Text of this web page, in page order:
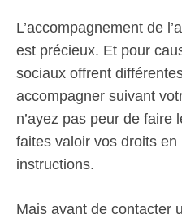
L’accompagnement de
est précieux. Et pour
sociaux offrent
accompagner suivant
n’ayez pas peur de faire
faites valoir vos droits
instructions.
Mais avant de contacter